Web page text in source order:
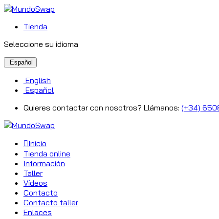
Tienda
Seleccione su idioma
Español
English
Español
Quieres contactar con nosotros? Llámanos: (+34)
Inicio
Tienda online
Información
Taller
Vídeos
Contacto
Contacto taller
Enlaces